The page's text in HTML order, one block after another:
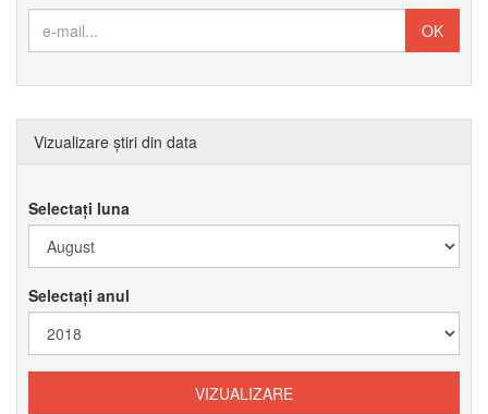
Vizualizare știri din data
Selectați luna
Selectați anul